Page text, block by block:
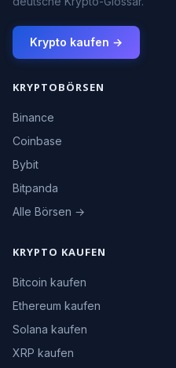
Krypto kaufen →
KRYPTOBÖRSEN
Binance
Coinbase
Bybit
Bitpanda
Alle Börsen →
KRYPTO KAUFEN
Bitcoin kaufen
Ethereum kaufen
Solana kaufen
XRP kaufen